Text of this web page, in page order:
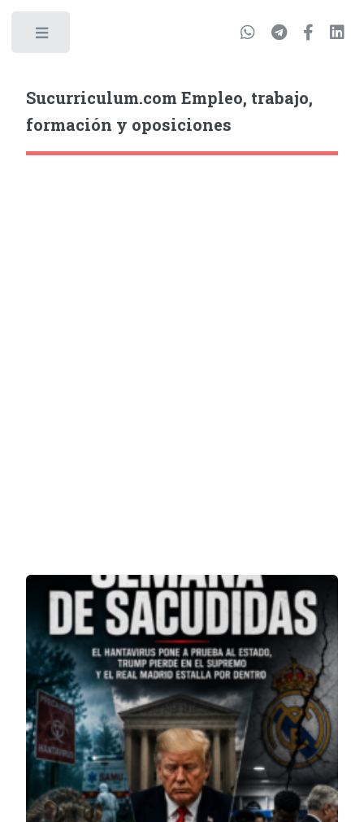
Sucurriculum.com Empleo, trabajo,
formación y oposiciones